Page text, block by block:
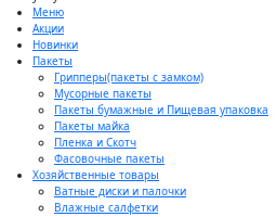
Меню
Акции
Новинки
Пакеты
Грипперы(пакеты с замком)
Мусорные пакеты
Пакеты бумажные и Пищевая упаковка
Пакеты майка
Пленка и Скотч
Фасовочные пакеты
Хозяйственные товары
Ватные диски и палочки
Влажные салфетки